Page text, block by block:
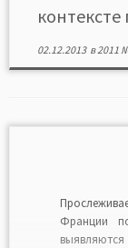
02.12.2013в2011
Франции